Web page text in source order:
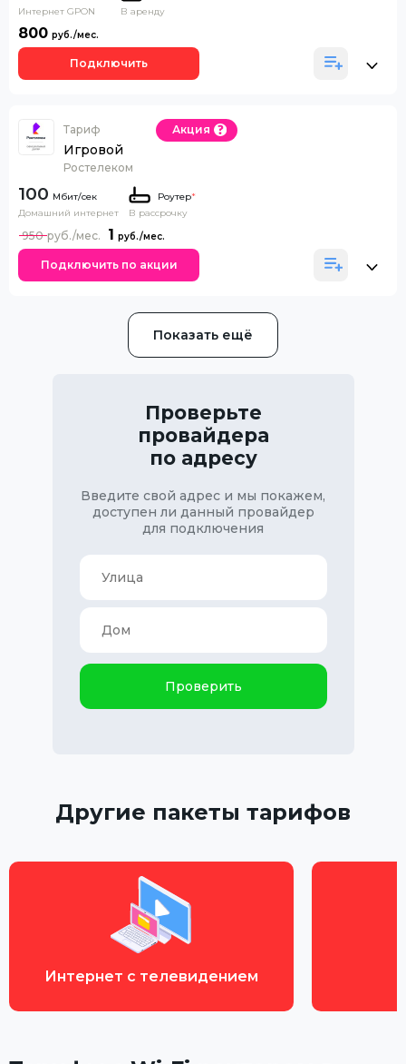
Интернет GPON
В аренду
800
Подключить
Тариф
Игровой
Ростелеком
Акция
100
Домашний интернет
Роутер*
В рассрочку
1
950
Подключить по акции
Показать ещё
Проверьте
провайдера
по адресу
Введите свой адрес и мы покажем,
доступен ли данный провайдер
для подключения
Проверить
Другие пакеты тарифов
Интернет с телевидением